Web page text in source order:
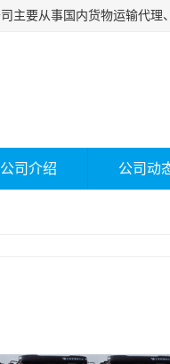
公司介绍 公司动